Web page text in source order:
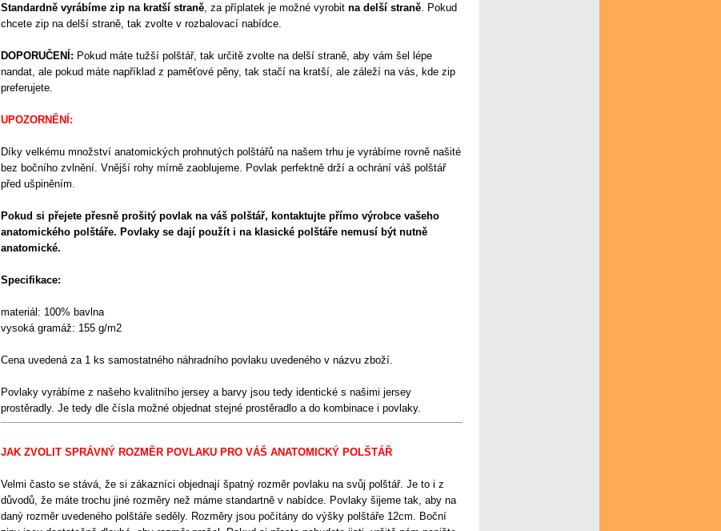
Standardně vyrábíme zip na kratší straně , za příplatek je možné vyrobit na delší straně . Pokud
chcete zip na delší straně, tak zvolte v rozbalovací nabídce.
DOPORUČENÍ: Pokud máte tužší polštář, tak určitě zvolte na delší straně, aby vám šel lépe
nandat, ale pokud máte například z paměťové pěny, tak stačí na kratší, ale záleží na vás, kde zip
preferujete.
UPOZORNĚNÍ:
Díky velkému množství anatomických prohnutých polštářů na našem trhu je vyrábíme rovně našité
bez bočního zvlnění. Vnější rohy mírně zaoblujeme. Povlak perfektně drží a ochrání váš polštář
před ušpiněním.
Pokud si přejete přesně prošitý povlak na váš polštář, kontaktujte přímo výrobce vašeho
anatomického polštáře. Povlaky se dají použít i na klasické polštáře nemusí být nutně
anatomické.
Specifikace:
materiál: 100% bavlna
vysoká gramáž: 155 g/m2
Cena uvedená za 1 ks samostatného náhradního povlaku uvedeného v názvu zboží.
Povlaky vyrábíme z našeho kvalitního jersey a barvy jsou tedy identické s našimi jersey
prostěradly. Je tedy dle čísla možné objednat stejné prostěradlo a do kombinace i povlaky.
JAK ZVOLIT SPRÁVNÝ ROZMĚR POVLAKU PRO VÁŠ ANATOMICKÝ POLŠTÁŘ
Velmi často se stává, že si zákazníci objednají špatný rozměr povlaku na svůj polštář. Je to i z
důvodů, že máte trochu jiné rozměry než máme standartně v nabídce. Povlaky šijeme tak, aby na
daný rozměr uvedeného polštáře seděly. Rozměry jsou počítány do výšky polštáře 12cm. Boční